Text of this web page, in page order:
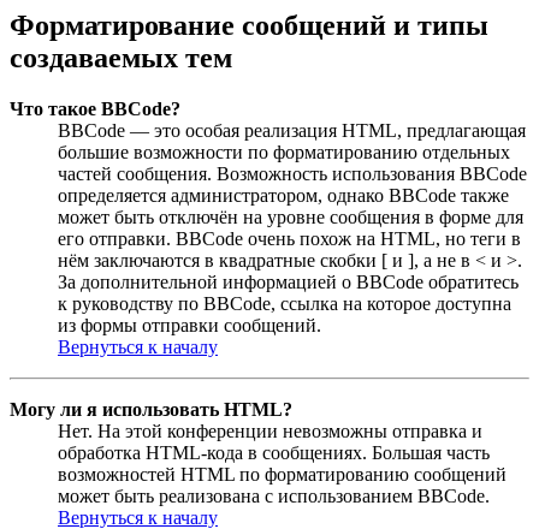
Форматирование сообщений и типы
создаваемых тем
Что такое BBCode?
BBCode — это особая реализация HTML, предлагающая
большие возможности по форматированию отдельных
частей сообщения. Возможность использования BBCode
определяется администратором, однако BBCode также
может быть отключён на уровне сообщения в форме для
его отправки. BBCode очень похож на HTML, но теги в
нём заключаются в квадратные скобки [ и ], а не в < и >.
За дополнительной информацией о BBCode обратитесь
к руководству по BBCode, ссылка на которое доступна
из формы отправки сообщений.
Вернуться к началу
Могу ли я использовать HTML?
Нет. На этой конференции невозможны отправка и
обработка HTML-кода в сообщениях. Большая часть
возможностей HTML по форматированию сообщений
может быть реализована с использованием BBCode.
Вернуться к началу